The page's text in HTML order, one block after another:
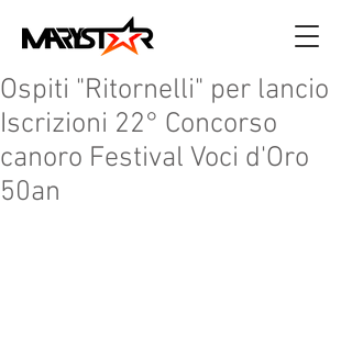
Ospiti "Ritornelli" per lancio
Iscrizioni 22° Concorso
canoro Festival Voci d'Oro
50an